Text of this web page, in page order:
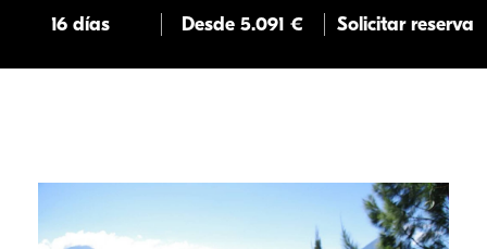
16 días Desde 5.091 € Solicitar reserva